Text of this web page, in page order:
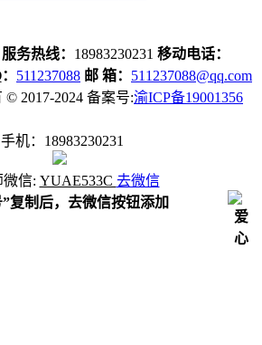
服务热线： 18983230231 移动电话：
511237088 邮 箱： 511237088@qq.com
© 2017-2024 备案号:渝ICP备19001356
机：18983230231
微信: YUAE533C 去微信
复制后，去微信按钮添加